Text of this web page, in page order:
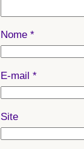
Nome *
E-mail *
Site